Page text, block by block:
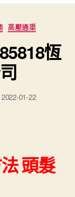
高壓通渠
恆
2022-01-22
頭髮